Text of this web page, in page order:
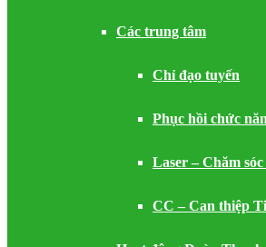
Các trung tâm
Chỉ đạo tuyến
Phục hồi chức
Laser – Chăm sóc
CC – Can thiệp